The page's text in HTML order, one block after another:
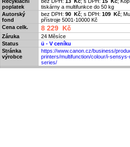
poplatek
tiskárny a multifunkce do 50 kg
Autorský
fond
bez DPH: 90 Kč; s DPH: 109 Kč;
přístroje 5001-10000 Kč
Cena celk.
8 229 Kč
Záruka
24 Měsíce
Status
ü - V ceníku
Stránka
výrobce
https://www.canon.cz/business/
printers/multifunction/colour/i-sensys-
series/